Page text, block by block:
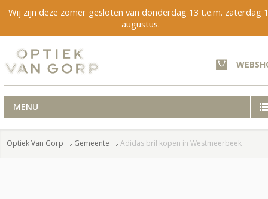
Wij zijn deze zomer gesloten van donderdag 13 t.e.m. zaterdag
augustus.
MENU
Optiek Van Gorp Gemeente Adidas bril kopen in Westmeerbeek